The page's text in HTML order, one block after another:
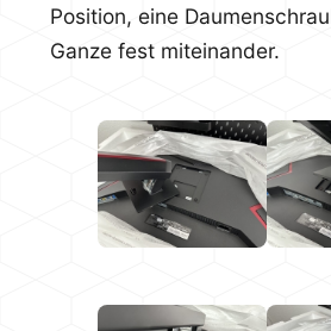
Position, eine
Ganze fest miteinander.